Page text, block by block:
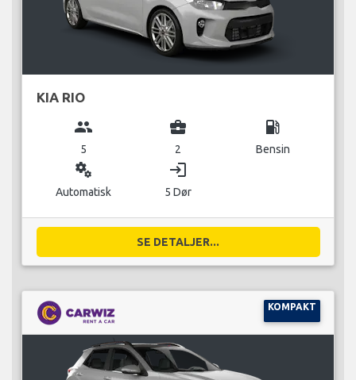
KIA RIO
group
5
business_center
2
local_gas_station
Bensin
miscellaneous_services
Automatisk
login
5 Dør
SE DETALJER...
KOMPAKT